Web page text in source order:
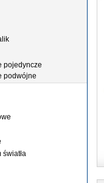
pojedyncze
podwójne
światła